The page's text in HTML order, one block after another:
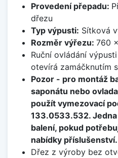
Provedení přepadu:
dřezu
Typ výpusti: Sítková
Rozměr výřezu: 760
Ruční ovládání
otevírá zamáčknutím
Pozor - pro montáž
saponátu nebo
použít vymezovací
133.0533.532.
balení, pokud
nabídky příslušenství.
Dřez z výroby bez